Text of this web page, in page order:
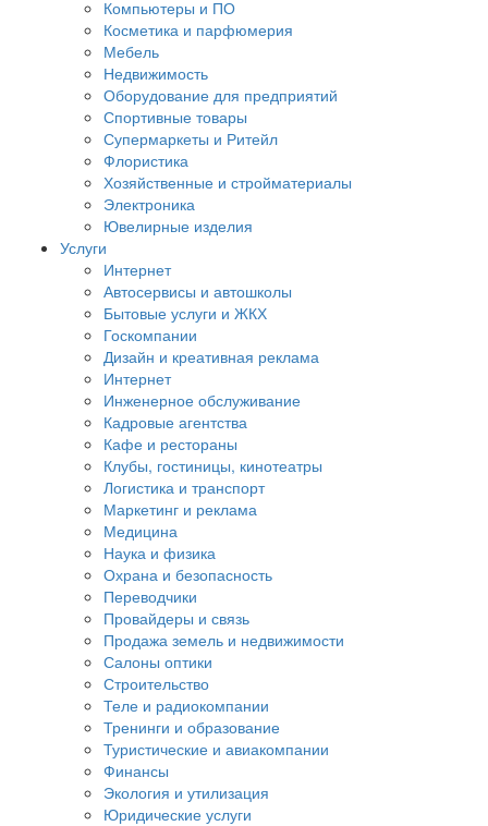
Компьютеры и ПО
Косметика и парфюмерия
Мебель
Недвижимость
Оборудование для предприятий
Спортивные товары
Супермаркеты и Ритейл
Флористика
Хозяйственные и стройматериалы
Электроника
Ювелирные изделия
Услуги
Интернет
Автосервисы и автошколы
Бытовые услуги и ЖКХ
Госкомпании
Дизайн и креативная реклама
Интернет
Инженерное обслуживание
Кадровые агентства
Кафе и рестораны
Клубы, гостиницы, кинотеатры
Логистика и транспорт
Маркетинг и реклама
Медицина
Наука и физика
Охрана и безопасность
Переводчики
Провайдеры и связь
Продажа земель и недвижимости
Салоны оптики
Строительство
Теле и радиокомпании
Тренинги и образование
Туристические и авиакомпании
Финансы
Экология и утилизация
Юридические услуги